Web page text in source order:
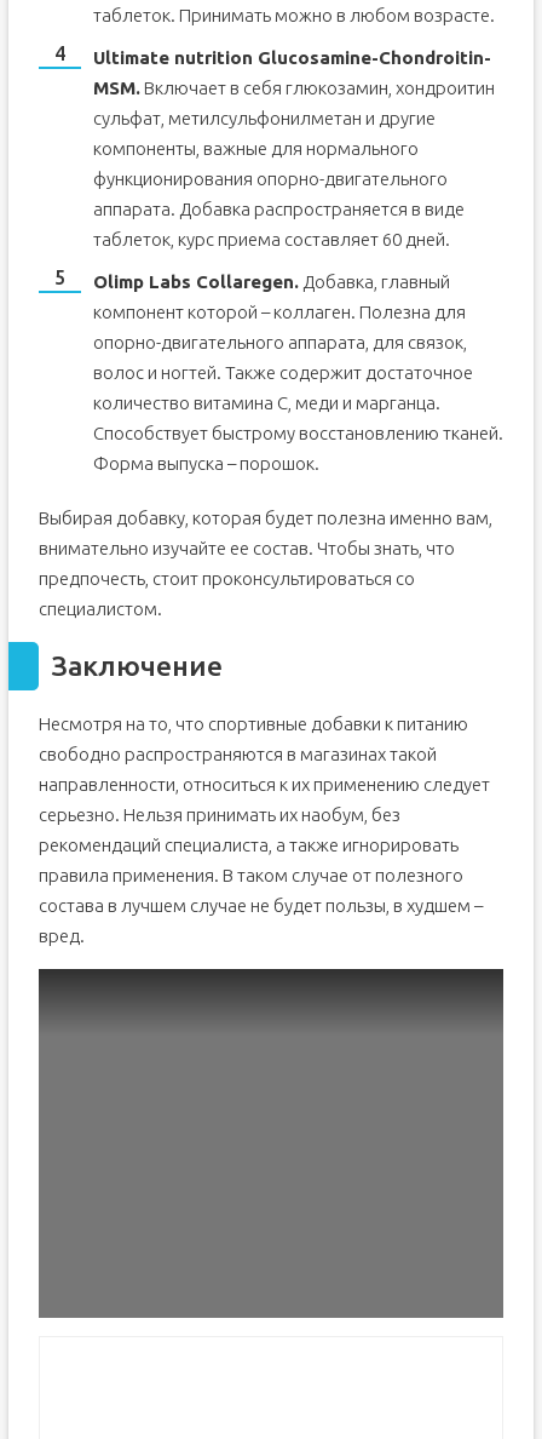
таблеток. Принимать можно в любом возрасте.
Ultimate nutrition Glucosamine-Chondroitin-
MSM.Включает в себя глюкозамин, хондроитин
сульфат, метилсульфонилметан и другие
компоненты, важные для нормального
функционирования опорно-двигательного
аппарата. Добавка распространяется в виде
таблеток, курс приема составляет 60 дней.
Olimp Labs Collaregen.Добавка, главный
компонент которой – коллаген. Полезна для
опорно-двигательного аппарата, для связок,
волос и ногтей. Также содержит достаточное
количество витамина С, меди и марганца.
Способствует быстрому восстановлению тканей.
Форма выпуска – порошок.
Выбирая добавку, которая будет полезна именно вам,
внимательно изучайте ее состав. Чтобы знать, что
предпочесть, стоит проконсультироваться со
специалистом.
Заключение
Несмотря на то, что спортивные добавки к питанию
свободно распространяются в магазинах такой
направленности, относиться к их применению следует
серьезно. Нельзя принимать их наобум, без
рекомендаций специалиста, а также игнорировать
правила применения. В таком случае от полезного
состава в лучшем случае не будет пользы, в худшем –
вред.